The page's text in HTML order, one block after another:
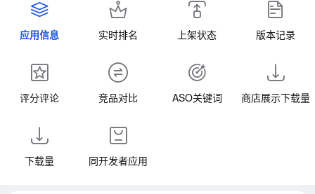
应用信息 实时排名 上架状态 版本记录
评分评论 竞品对比 ASO关键词 商店展示下载量
下载量 同开发者应用